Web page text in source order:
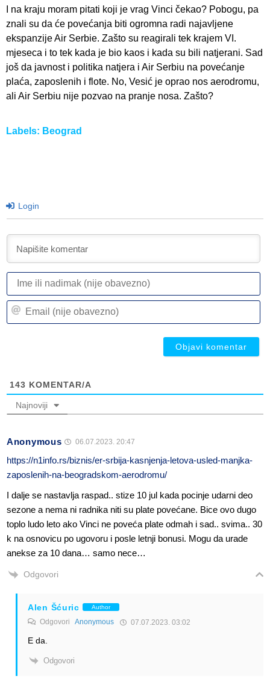
I na kraju moram pitati koji je vrag Vinci čekao? Pobogu, pa
znali su da će povećanja biti ogromna radi najavljene
ekspanzije Air Serbie. Zašto su reagirali tek krajem VI.
mjeseca i to tek kada je bio kaos i kada su bili natjerani. Sad
još da javnost i politika natjera i Air Serbiu na povećanje
plaća, zaposlenih i flote. No, Vesić je oprao nos aerodromu,
ali Air Serbiu nije pozvao na pranje nosa. Zašto?
Labels: Beograd
Login
143 KOMENTAR/A
Najnoviji
Anonymous 06.07.2023. 20:47
https://n1info.rs/biznis/er-srbija-kasnjenja-letova-usled-manjka-
zaposlenih-na-beogradskom-aerodromu/
I dalje se nastavlja raspad.. stize 10 jul kada pocinje udarni deo
sezone a nema ni radnika niti su plate povećane. Bice ovo dugo
toplo ludo leto ako Vinci ne poveća plate odmah i sad.. svima.. 30
k na osnovicu po ugovoru i posle letnji bonusi. Mogu da urade
anekse za 10 dana… samo nece…
Odgovori
Alen Šćuric Author
Odgovori Anonymous 07.07.2023. 03:02
E da.
Odgovori